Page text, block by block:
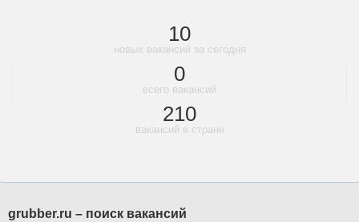
10
новых вакансий за сегодня
0
всего вакансий
210
вакансий в стране
grubber.ru – поиск вакансий